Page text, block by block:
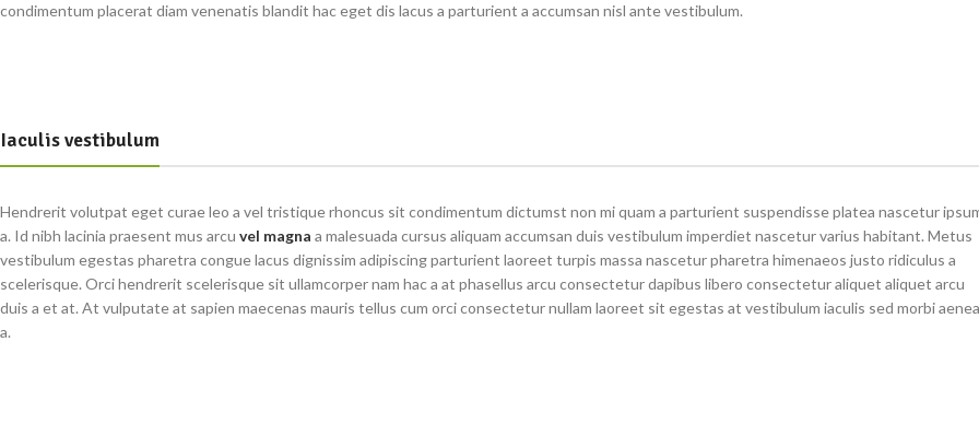
condimentum placerat diam venenatis blandit hac eget dis lacus a parturient a accumsan nisl ante vestibulum.
Iaculis vestibulum
Hendrerit volutpat eget curae leo a vel tristique rhoncus sit condimentum dictumst non mi quam a parturient suspendisse platea nascetur
a. Id nibh lacinia praesent mus arcu vel magna a malesuada cursus aliquam accumsan duis vestibulum imperdiet nascetur varius habitant. Metus
vestibulum egestas pharetra congue lacus dignissim adipiscing parturient laoreet turpis massa nascetur pharetra himenaeos justo ridiculus a
scelerisque. Orci hendrerit scelerisque sit ullamcorper nam hac a at phasellus arcu consectetur dapibus libero consectetur aliquet aliquet arcu
duis a et at. At vulputate at sapien maecenas mauris tellus cum orci consectetur nullam laoreet sit egestas at vestibulum iaculis sed morbi
a.